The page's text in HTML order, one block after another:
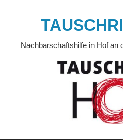
Nachbarschaftshilfe in Hof an